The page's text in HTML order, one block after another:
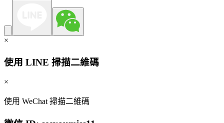
×
使用 LINE 掃描二維碼
×
使用 WeChat 掃描二維碼